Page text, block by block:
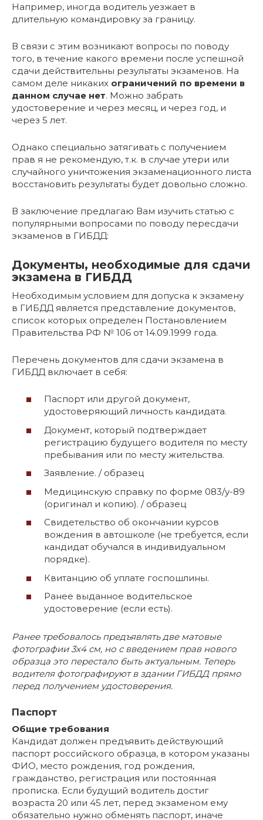
Например, иногда водитель уезжает в
длительную командировку за границу.
В связи с этим возникают вопросы по поводу
того, в течение какого времени после успешной
сдачи действительны результаты экзаменов. На
самом деле никаких ограничений по времени в
данном случае нет. Можно забрать
удостоверение и через месяц, и через год, и
через 5 лет.
Однако специально затягивать с получением
прав я не рекомендую, т.к. в случае утери или
случайного уничтожения экзаменационного листа
восстановить результаты будет довольно сложно.
В заключение предлагаю Вам изучить статью с
популярными вопросами по поводу пересдачи
экзаменов в ГИБДД:
Документы, необходимые для сдачи
экзамена в ГИБДД
Необходимым условием для допуска к экзамену
в ГИБДД является представление документов,
список которых определен Постановлением
Правительства РФ № 106 от 14.09.1999 года.
Перечень документов для сдачи экзамена в
ГИБДД включает в себя:
Паспорт или другой документ,
удостоверяющий личность кандидата.
Документ, который подтверждает
регистрацию будущего водителя по месту
пребывания или по месту жительства.
Заявление. / образец
Медицинскую справку по форме 083/у-89
(оригинал и копию). / образец
Свидетельство об окончании курсов
вождения в автошколе (не требуется, если
кандидат обучался в индивидуальном
порядке).
Квитанцию об уплате госпошлины.
Ранее выданное водительское
удостоверение (если есть).
Ранее требовалось предъявлять две матовые
фотографии 3х4 см, но с введением прав нового
образца это перестало быть актуальным. Теперь
водителя фотографируют в здании ГИБДД прямо
перед получением удостоверения.
Паспорт
Общие требования
Кандидат должен предъявить действующий
паспорт российского образца, в котором указаны
ФИО, место рождения, год рождения,
гражданство, регистрация или постоянная
прописка. Если будущий водитель достиг
возраста 20 или 45 лет, перед экзаменом ему
обязательно нужно обменять паспорт, иначе